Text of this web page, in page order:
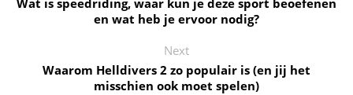
Wat is speedriding, waar kun je deze sport beoefenen
en wat heb je ervoor nodig?
Next
Waarom Helldivers 2 zo populair is (en jij het
misschien ook moet spelen)